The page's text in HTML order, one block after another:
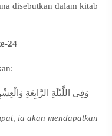
disebutkan dalam kitab
24
وَفِى اللَّيْلَةِ الرَّابِعَةِ
ia akan mendapatkan